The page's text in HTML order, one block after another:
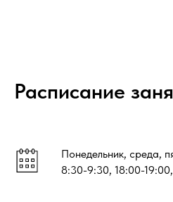
Расписание
Понедельник, среда,
8:30-9:30, 18:00-